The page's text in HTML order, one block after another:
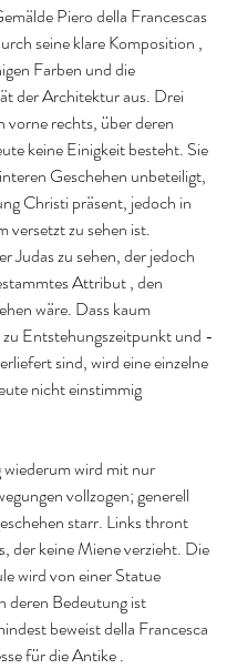
Piero della Francescas
seine klare Komposition ,
Farben und die
der Architektur aus. Drei
vorne rechts, über deren
keine Einigkeit besteht. Sie
Geschehen unbeteiligt,
Christi präsent, jedoch in
versetzt zu sehen ist.
Judas zu sehen, der jedoch
Attribut , den
wäre. Dass kaum
Entstehungszeitpunkt und -
sind, wird eine einzelne
nicht einstimmig
wird mit nur
vollzogen; generell
starr. Links thront
der keine Miene verzieht. Die
wird von einer Statue
deren Bedeutung ist
beweist della Francesca
für die Antike .